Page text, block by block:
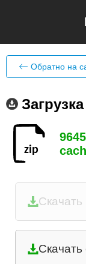
Обратно на
Скачать
Скачать